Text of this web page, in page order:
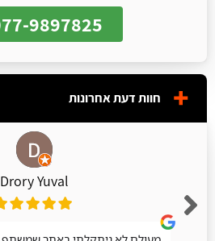
9897825
חוות דעת אחרונות
Drory Yuval